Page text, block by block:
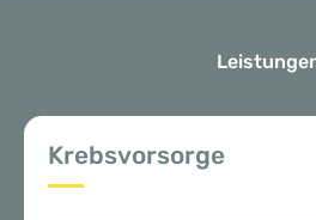
Krebsvorsorge